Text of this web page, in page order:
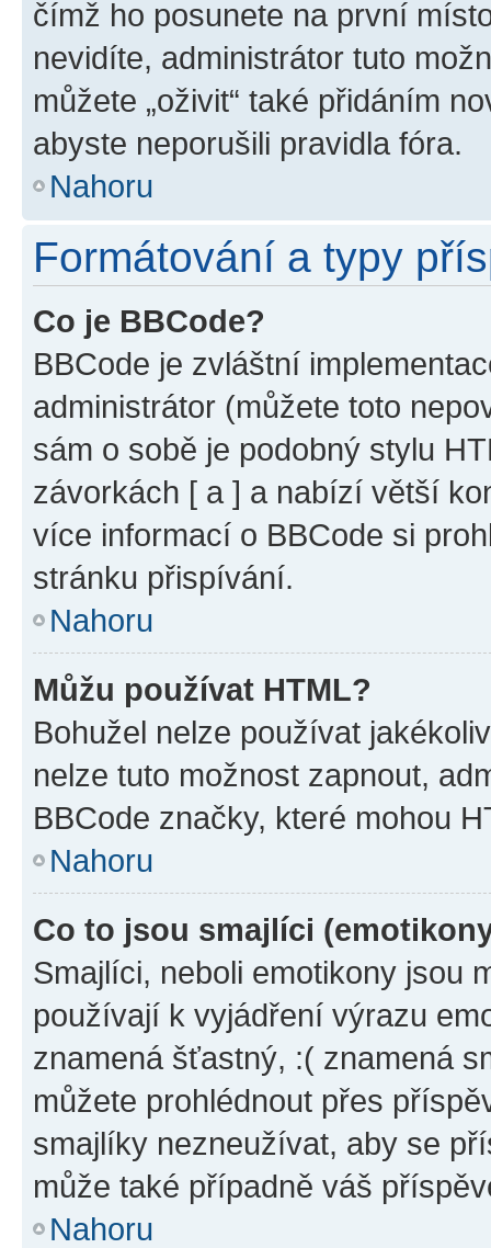
čímž ho posunete na první
nevidíte, administrátor tuto
můžete „oživit“ také přidáním
abyste neporušili pravidla fóra.
Nahoru
Formátování a typy
Co je BBCode?
BBCode je zvláštní
administrátor (můžete toto
sám o sobě je podobný stylu
závorkách [ a ] a nabízí větší
více informací o BBCode si
stránku přispívání.
Nahoru
Můžu používat HTML?
Bohužel nelze používat
nelze tuto možnost zapnout,
BBCode značky, které mohou
Nahoru
Co to jsou smajlíci
Smajlíci, neboli emotikony jsou
používají k vyjádření výrazu
znamená šťastný, :( znamená
můžete prohlédnout přes
smajlíky nezneužívat, aby se
může také případně váš
Nahoru